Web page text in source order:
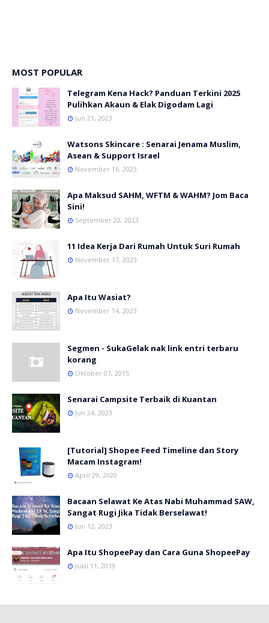
MOST POPULAR
Telegram Kena Hack? Panduan Terkini 2025
Pulihkan Akaun & Elak Digodam Lagi
Jun 21, 2023
Watsons Skincare : Senarai Jenama Muslim,
Asean & Support Israel
November 16, 2023
Apa Maksud SAHM, WFTM & WAHM? Jom Baca
Sini!
September 22, 2023
11 Idea Kerja Dari Rumah Untuk Suri Rumah
November 17, 2023
Apa Itu Wasiat?
November 14, 2023
Segmen - SukaGelak nak link entri terbaru
korang
Oktober 07, 2015
Senarai Campsite Terbaik di Kuantan
Jun 24, 2023
[Tutorial] Shopee Feed Timeline dan Story
Macam Instagram!
April 29, 2020
Bacaan Selawat Ke Atas Nabi Muhammad SAW,
Sangat Rugi Jika Tidak Berselawat!
Jun 12, 2023
Apa Itu ShopeePay dan Cara Guna ShopeePay
Julai 11, 2019